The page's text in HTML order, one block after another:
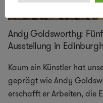
Andy Goldsworthy:
Ausstellung in Edinburgh
Kaum ein Künstler hat
geprägt wie Andy
erschafft er Arbeiten, die